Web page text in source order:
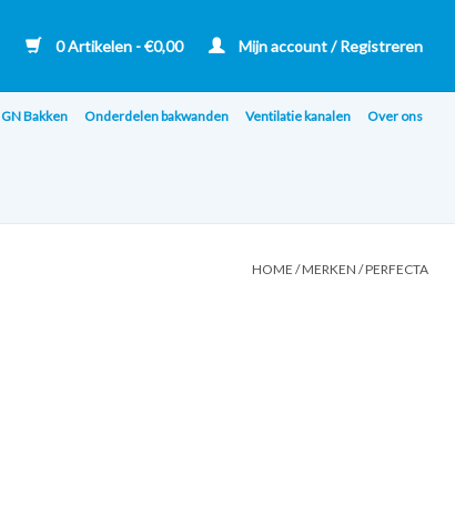
0 Artikelen - €0,00 Mijn account / Registreren
GN Bakken Onderdelen bakwanden Ventilatie kanalen Over ons
HOME /MERKEN /PERFECTA